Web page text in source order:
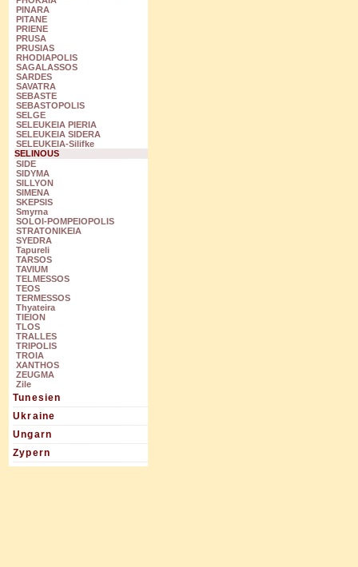
PINARA
PITANE
PRIENE
PRUSA
PRUSIAS
RHODIAPOLIS
SAGALASSOS
SARDES
SAVATRA
SEBASTE
SEBASTOPOLIS
SELGE
SELEUKEIA PIERIA
SELEUKEIA SIDERA
SELEUKEIA-Silifke
SELINOUS
SIDE
SIDYMA
SILLYON
SIMENA
SKEPSIS
Smyrna
SOLOI-POMPEIOPOLIS
STRATONIKEIA
SYEDRA
Tapureli
TARSOS
TAVIUM
TELMESSOS
TEOS
TERMESSOS
Thyateira
TIEION
TLOS
TRALLES
TRIPOLIS
TROIA
XANTHOS
ZEUGMA
Zile
Tunesien
Ukraine
Ungarn
Zypern